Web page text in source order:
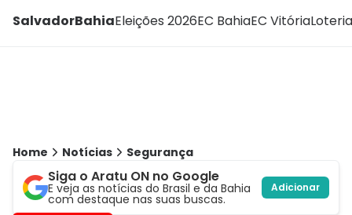
SalvadorBahiaEleições 2026EC BahiaEC Vitória
Home Notícias Segurança
Siga o Aratu ON no Google
E veja as notícias do Brasil e da Bahia
com destaque nas suas buscas.
Adicionar